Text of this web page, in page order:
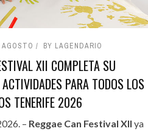
AGOSTO BY LAGENDARIO
XII COMPLETA SU
PARA TODOS LOS
TENERIFE 2026
– Reggae Can Festival XII ya